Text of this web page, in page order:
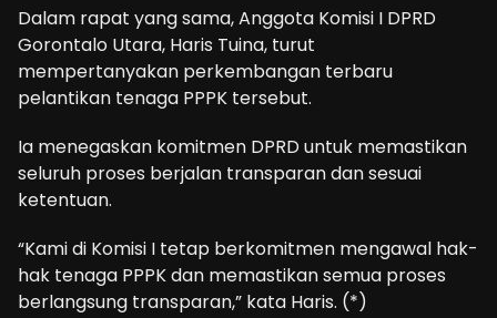
Dalam rapat yang sama, Anggota Komisi I DPRD
Gorontalo Utara, Haris Tuina, turut
mempertanyakan perkembangan terbaru
pelantikan tenaga PPPK tersebut.
Ia menegaskan komitmen DPRD untuk memastikan
seluruh proses berjalan transparan dan sesuai
ketentuan.
“Kami di Komisi I tetap berkomitmen mengawal hak-
hak tenaga PPPK dan memastikan semua proses
berlangsung transparan,” kata Haris. (*)